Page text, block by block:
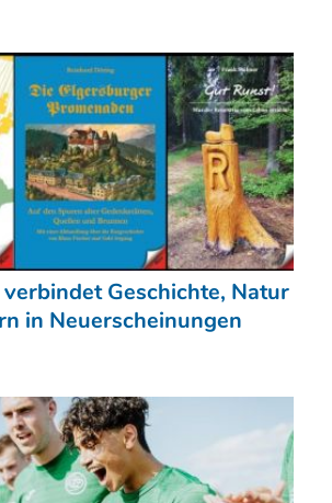
Geschichte, Natur
in Neuerscheinungen